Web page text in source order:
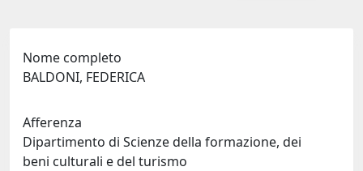
Nome completo
BALDONI, FEDERICA
Afferenza
Dipartimento di Scienze della formazione, dei
beni culturali e del turismo